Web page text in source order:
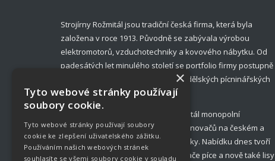
Strojírny Rožmitál jsou tradiční česká firma, která byla
založena v roce 1913. Původně se zabývala výrobou
elektromotorů, vzduchotechniky a kovového nábytku. Od
padesátých let minulého století se portfolio firmy postupně
rozšířilo a ustálilo na nabídce zemědělských pícninářských
strojů.
Až do roku 1989 měly Strojírny Rožmitál monopolní
postavení ve výrobě obracečů a shrnovačů na českém a
slovenském trhu zemědělské techniky. Nabídku dnes tvoří
diskové sekačky, obraceče, shrnovače píce a nově také lisy
×
Tyto webové stránky používají
soubory cookie.
Tyto webové stránky používají soubory
cookie ke zlepšení uživatelského zážitku.
Používáním našich webových stránek
souhlasíte se všemi soubory cookie v souladu